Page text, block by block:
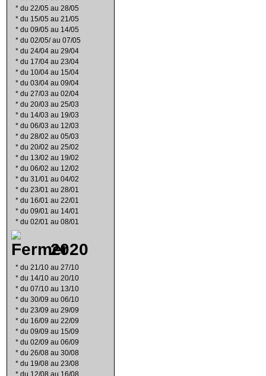
* du 22/05 au 28/05
* du 15/05 au 21/05
* du 09/05 au 14/05
* du 02/05/ au 07/05
* du 24/04 au 29/04
* du 17/04 au 23/04
* du 10/04 au 15/04
* du 03/04 au 09/04
* du 27/03 au 02/04
* du 20/03 au 25/03
* du 14/03 au 19/03
* du 06/03 au 12/03
* du 28/02 au 05/03
* du 20/02 au 25/02
* du 13/02 au 19/02
* du 06/02 au 12/02
* du 31/01 au 04/02
* du 23/01 au 28/01
* du 16/01 au 22/01
* du 09/01 au 14/01
* du 02/01 au 08/01
2020
* du 21/10 au 27/10
* du 14/10 au 20/10
* du 07/10 au 13/10
* du 30/09 au 06/10
* du 23/09 au 29/09
* du 16/09 au 22/09
* du 09/09 au 15/09
* du 02/09 au 06/09
* du 26/08 au 30/08
* du 19/08 au 23/08
* du 12/08 au 16/08